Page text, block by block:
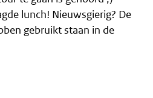
lunch! Nieuwsgierig? De
gebruikt staan in de